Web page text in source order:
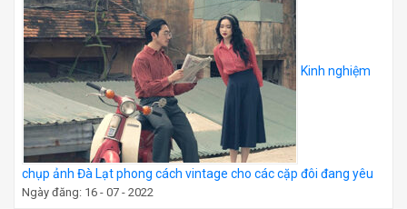
Kinh nghiệm
chụp ảnh Đà Lạt phong cách vintage cho các cặp đôi đang yêu
Ngày đăng: 16 - 07 - 2022